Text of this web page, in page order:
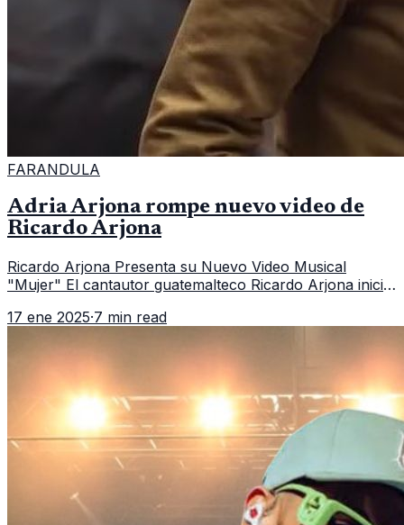
FARANDULA
Adria Arjona rompe nuevo video de
Ricardo Arjona
Ricardo Arjona Presenta su Nuevo Video Musical
"Mujer" El cantautor guatemalteco Ricardo Arjona inicia
videoclip titulado "Muje
17 ene 2025·7 min read